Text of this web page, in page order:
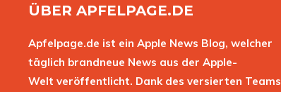
ÜBER APFELPAGE.DE
Apfelpage.de ist ein Apple News Blog, welcher
täglich brandneue News aus der Apple-
Welt veröffentlicht. Dank des versierten Teams